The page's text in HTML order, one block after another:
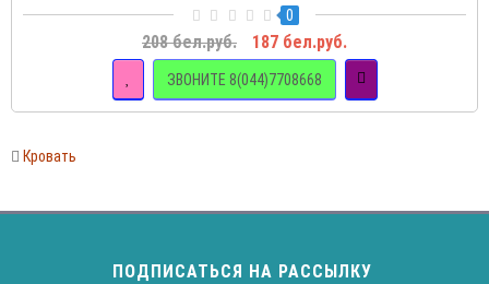
0
208 бел.руб. 187 бел.руб.
ЗВОНИТЕ 8(044)7708668
Кровать
ПОДПИСАТЬСЯ НА РАССЫЛКУ